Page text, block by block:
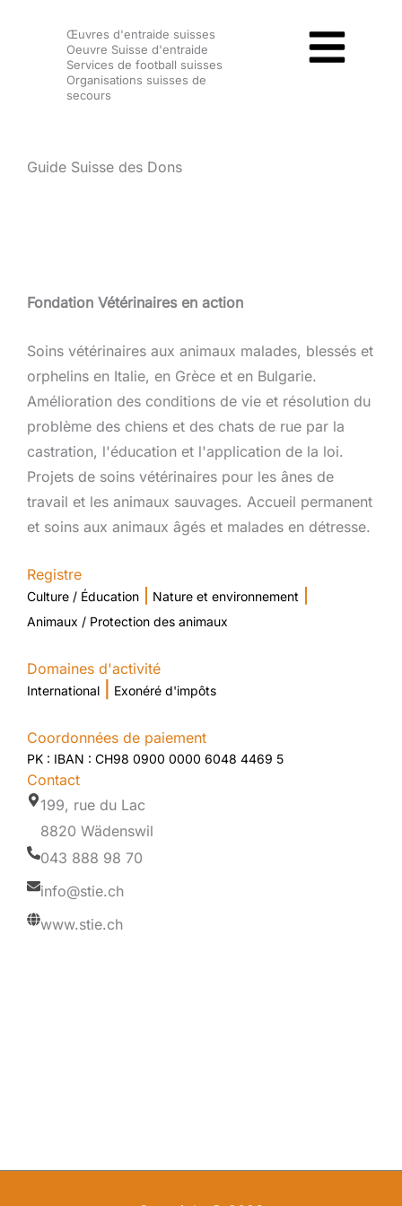
Œuvres d'entraide suisses
Oeuvre Suisse d'entraide
Services de football suisses
Organisations suisses de
secours
Guide Suisse des Dons
Fondation Vétérinaires en action
Soins vétérinaires aux animaux malades, blessés et
orphelins en Italie, en Grèce et en Bulgarie.
Amélioration des conditions de vie et résolution du
problème des chiens et des chats de rue par la
castration, l'éducation et l'application de la loi.
Projets de soins vétérinaires pour les ânes de
travail et les animaux sauvages. Accueil permanent
et soins aux animaux âgés et malades en détresse.
Registre
Culture / Éducation Nature et environnement
Animaux / Protection des animaux
Domaines d'activité
International Exonéré d'impôts
Coordonnées de paiement
PK : IBAN : CH98 0900 0000 6048 4469 5
Contact
199, rue du Lac
8820 Wädenswil
043 888 98 70
info@stie.ch
www.stie.ch